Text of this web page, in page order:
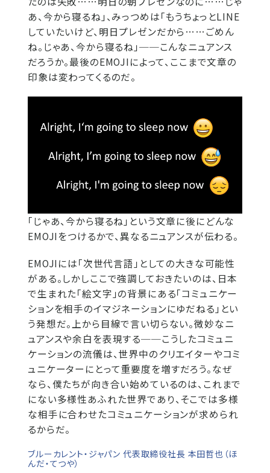
あ、今から寝るね」、みっつめは「もうちょっとLINE
していたいけど、明日プレゼンだから……ごめん
ね。じゃあ、今から寝るね」──こんなニュアンス
だろうか。最後のEMOJIによって、ここまで文章の
印象は変わってくるのだ。
​「じゃあ、今から寝るね」という文章に後にどんな
EMOJIをつけるかで、異なるニュアンスが伝わる。
EMOJIには「次世代言語」としての大きな可能性
がある。しかしここで強調しておきたいのは、日本
で生まれた「絵文字」の背景にある「コミュニケー
ションを相手のイマジネーションにゆだねる」とい
う発想だ。上から目線で言い切らない。微妙なニ
ュアンスや余白を表現する──こうしたコミュニ
ケーションの流儀は、世界中のクリエイターやコミ
ュニケーターにとって重要度を増すだろう。なぜ
なら、僕たちが向き合い始めているのは、これまで
にない多様性あふれた世界であり、そこでは多様
な相手に合わせたコミュニケーションが求められ
るからだ。
​ブルーカレント・ジャパン​ 代表取締役社長 本田哲也（ほ
んだ・てつや）